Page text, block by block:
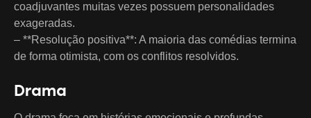
coadjuvantes muitas vezes possuem personalidades
exageradas.
– **Resolução positiva**: A maioria das comédias termina
de forma otimista, com os conflitos resolvidos.
Drama